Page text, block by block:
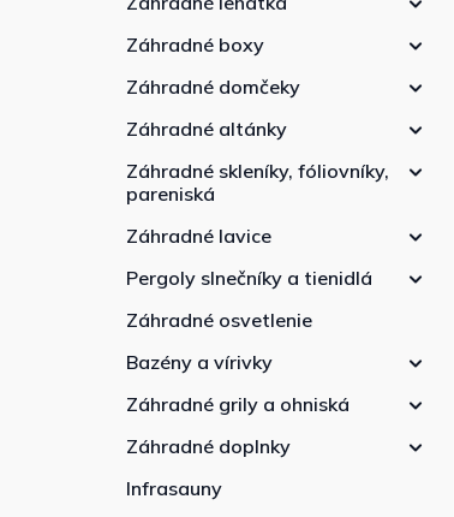
Záhradné boxy
Záhradné domčeky
Záhradné altánky
Záhradné skleníky, fóliovníky,
pareniská
Záhradné lavice
Pergoly slnečníky a tienidlá
Záhradné osvetlenie
Bazény a vírivky
Záhradné grily a ohniská
Záhradné doplnky
Infrasauny